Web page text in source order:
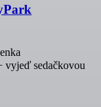
vyjeď sedačkovou